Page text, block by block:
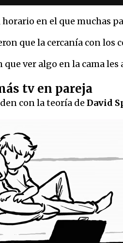
en el que muchas
que la cercanía con los
ver algo en la cama les
tv en pareja
con la teoría de David